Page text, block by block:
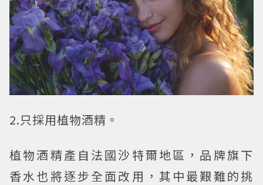
2.只採用植物酒精。
植物酒精產自法國沙特爾地區，品牌旗下
香水也將逐步全面改用，其中最艱難的挑